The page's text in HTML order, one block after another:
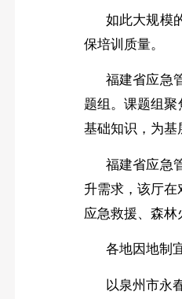
如此大规模
保培训质量。
福建省应急
题组。课题组
基础知识，为基
福建省应急
升需求，该厅
应急救援‌、‌森林
各地因地制
以泉州市永